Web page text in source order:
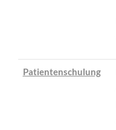
Patientenschulung